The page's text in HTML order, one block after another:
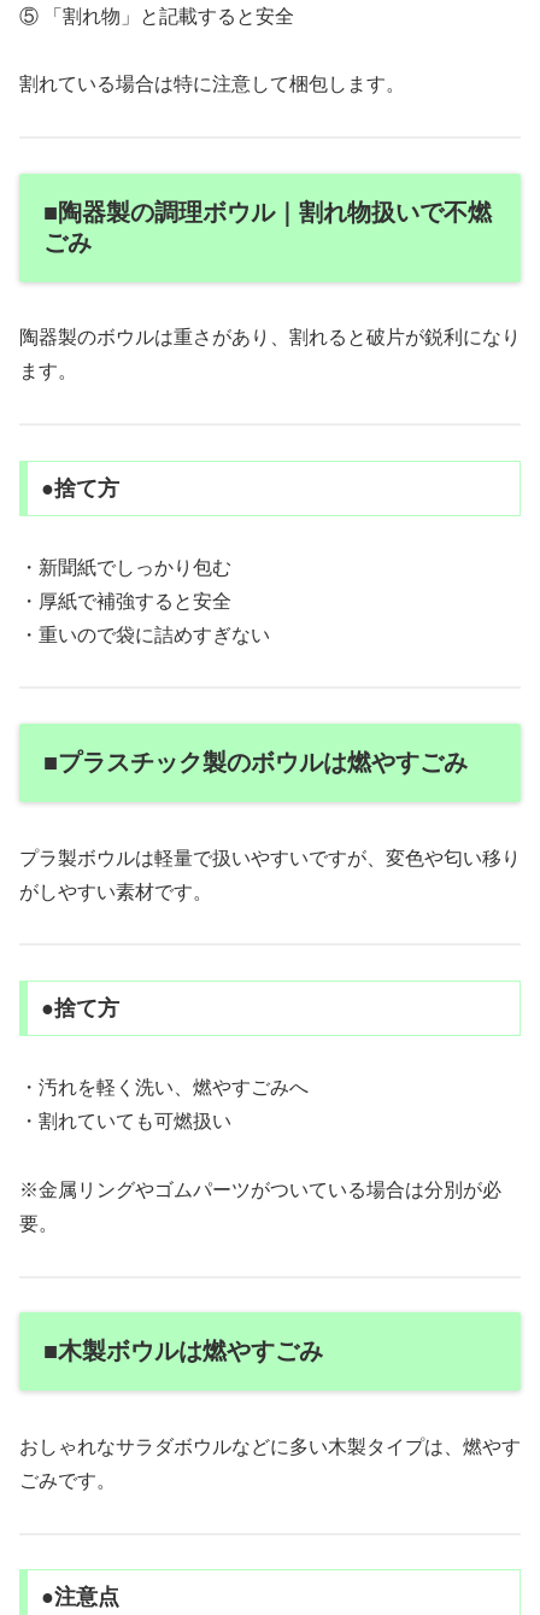
⑤ 「割れ物」と記載すると安全
割れている場合は特に注意して梱包します。
■陶器製の調理ボウル｜割れ物扱いで不燃
ごみ
陶器製のボウルは重さがあり、割れると破片が鋭利になり
ます。
●捨て方
・新聞紙でしっかり包む
・厚紙で補強すると安全
・重いので袋に詰めすぎない
■プラスチック製のボウルは燃やすごみ
プラ製ボウルは軽量で扱いやすいですが、変色や匂い移り
がしやすい素材です。
●捨て方
・汚れを軽く洗い、燃やすごみへ
・割れていても可燃扱い
※金属リングやゴムパーツがついている場合は分別が必
要。
■木製ボウルは燃やすごみ
おしゃれなサラダボウルなどに多い木製タイプは、燃やす
ごみです。
●注意点